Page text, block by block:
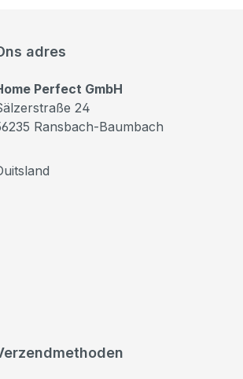
adres
Perfect GmbH
24
Ransbach-Baumbach